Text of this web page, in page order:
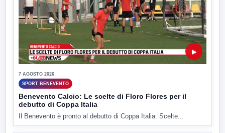
▶
7 AGOSTO 2026
SPORT BENEVENTO
Benevento Calcio: Le scelte di Floro Flores per il
debutto di Coppa Italia
Il Benevento è pronto al debutto di Coppa Italia. Scelte...